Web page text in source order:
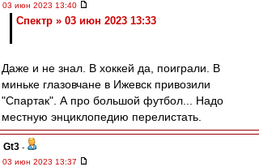
03 июн 2023 13:40
Спектр » 03 июн 2023 13:33
Даже и не знал. В хоккей да, поиграли. В
миньке глазовчане в Ижевск привозили
"Спартак". А про большой футбол... Надо
местную энциклопедию перелистать.
Gt3 -
03 июн 2023 13:37